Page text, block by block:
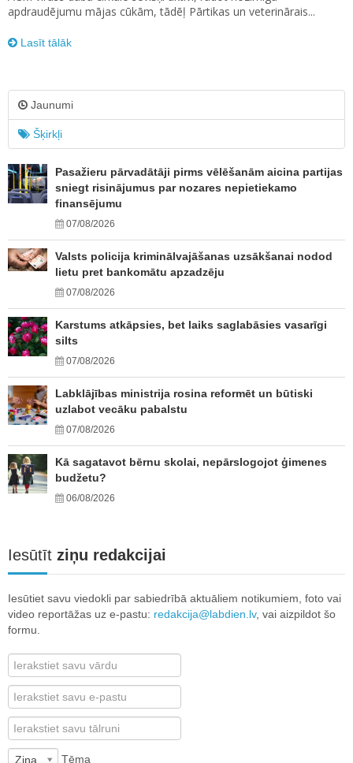
apdraudējumu mājas cūkām, tādēļ Pārtikas un veterinārais...
Lasīt tālāk
Jaunumi
Šķirkļi
Pasažieru pārvadātāji pirms vēlēšanām aicina partijas
sniegt risinājumus par nozares nepietiekamo
finansējumu
07/08/2026
Valsts policija kriminālvajāšanas uzsākšanai nodod
lietu pret bankomātu apzadzēju
07/08/2026
Karstums atkāpsies, bet laiks saglabāsies vasarīgi
silts
07/08/2026
Labklājības ministrija rosina reformēt un būtiski
uzlabot vecāku pabalstu
07/08/2026
Kā sagatavot bērnu skolai, nepārslogojot ģimenes
budžetu?
06/08/2026
Iesūtīt ziņu redakcijai
Iesūtiet savu viedokli par sabiedrībā aktuāliem notikumiem, foto vai
video reportāžas uz e-pastu: redakcija@labdien.lv, vai aizpildot šo
formu.
Ziņa Tēma